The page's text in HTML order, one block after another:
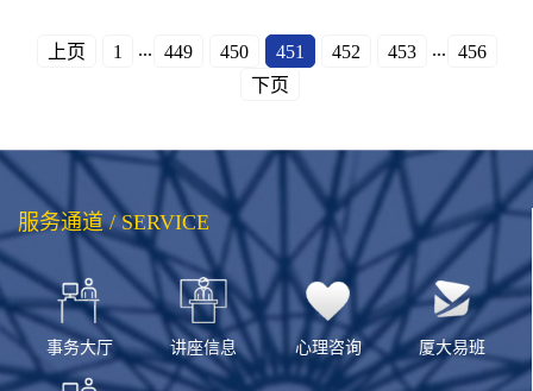
上页 1 ... 449 450 451 452 453 ...
456
下页
服务通道 / SERVICE
事务大厅 讲座信息 心理咨询 厦大易班